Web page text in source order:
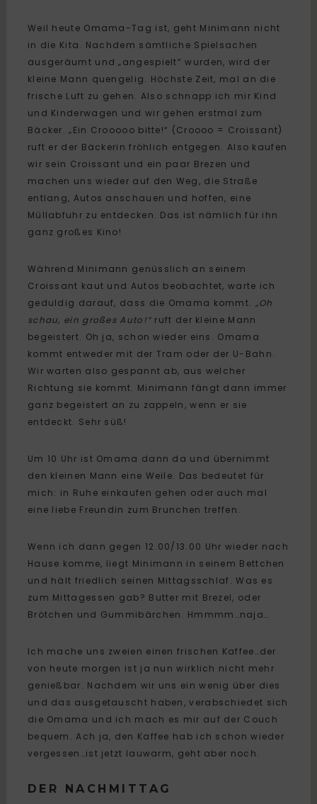
Weil heute Omama-Tag ist, geht Minimann nicht
in die Kita. Nachdem sämtliche Spielsachen
ausgeräumt und „angespielt“ wurden, wird der
kleine Mann quengelig. Höchste Zeit, mal an die
frische Luft zu gehen. Also schnapp ich mir Kind
und Kinderwagen und wir gehen erstmal zum
Bäcker. „Ein Crooooo bitte!“ (Croooo = Croissant)
ruft er der Bäckerin fröhlich entgegen. Also kaufen
wir sein Croissant und ein paar Brezen und
machen uns wieder auf den Weg, die Straße
entlang, Autos anschauen und hoffen, eine
Müllabfuhr zu entdecken. Das ist nämlich für ihn
ganz großes Kino!
Während Minimann genüsslich an seinem
Croissant kaut und Autos beobachtet, warte ich
geduldig darauf, dass die Omama kommt. „Oh
schau, ein großes Auto!“ ruft der kleine Mann
begeistert. Oh ja, schon wieder eins. Omama
kommt entweder mit der Tram oder der U-Bahn.
Wir warten also gespannt ab, aus welcher
Richtung sie kommt. Minimann fängt dann immer
ganz begeistert an zu zappeln, wenn er sie
entdeckt. Sehr süß!
Um 10 Uhr ist Omama dann da und übernimmt
den kleinen Mann eine Weile. Das bedeutet für
mich: in Ruhe einkaufen gehen oder auch mal
eine liebe Freundin zum Brunchen treffen.
Wenn ich dann gegen 12.00/13.00 Uhr wieder nach
Hause komme, liegt Minimann in seinem Bettchen
und hält friedlich seinen Mittagsschlaf. Was es
zum Mittagessen gab? Butter mit Brezel, oder
Brötchen und Gummibärchen. Hmmmm…naja…
Ich mache uns zweien einen frischen Kaffee…der
von heute morgen ist ja nun wirklich nicht mehr
genießbar. Nachdem wir uns ein wenig über dies
und das ausgetauscht haben, verabschiedet sich
die Omama und ich mach es mir auf der Couch
bequem. Ach ja, den Kaffee hab ich schon wieder
vergessen…ist jetzt lauwarm, geht aber noch.
DER NACHMITTAG